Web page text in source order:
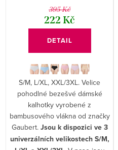
395 Kč
222 Kč
DETAIL
S/M, L/XL, XXL/3XL. Velice
pohodlné bezešvé dámské
kalhotky vyrobené z
bambusového vlákna od značky
Gaubert. Jsou k dispozici ve 3
univerzálních velikostech S/M,